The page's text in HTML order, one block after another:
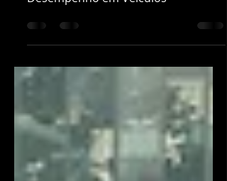
Certificados AEC-Q200 para Alto
Desempenho em Veículos